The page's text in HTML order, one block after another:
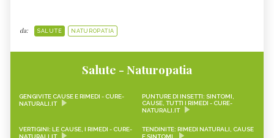
da: SALUTE NATUROPATIA
Salute - Naturopatia
GENGIVITE CAUSE E RIMEDI - CURE-
NATURALI.IT
PUNTURE DI INSETTI: SINTOMI,
CAUSE, TUTTI I RIMEDI - CURE-
NATURALI.IT
VERTIGINI: LE CAUSE, I RIMEDI - CURE-
NATURALI.IT
TENDINITE: RIMEDI NATURALI, CAUSE
E SINTOMI